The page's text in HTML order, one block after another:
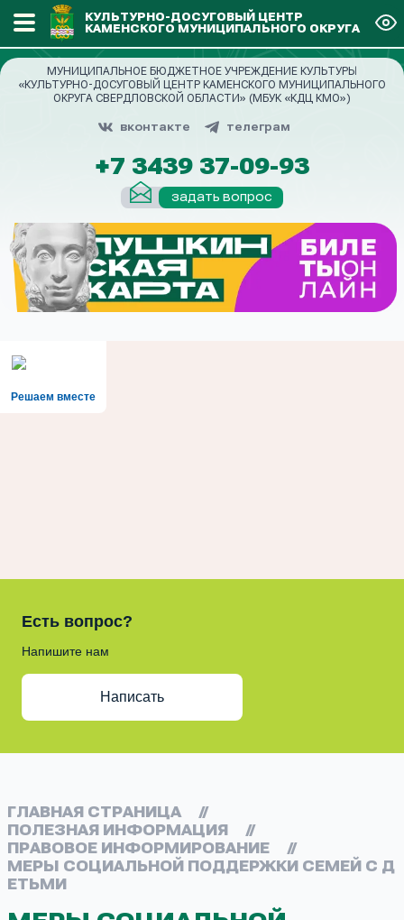
КУЛЬТУРНО-ДОСУГОВЫЙ ЦЕНТР
КАМЕНСКОГО МУНИЦИПАЛЬНОГО ОКРУГА
МУНИЦИПАЛЬНОЕ БЮДЖЕТНОЕ УЧРЕЖДЕНИЕ КУЛЬТУРЫ
«КУЛЬТУРНО-ДОСУГОВЫЙ ЦЕНТР КАМЕНСКОГО МУНИЦИПАЛЬНОГО
ОКРУГА СВЕРДЛОВСКОЙ ОБЛАСТИ» (МБУК «КДЦ КМО»)
вконтакте телеграм
+7 3439 37-09-93
задать вопрос
Решаем вместе
Есть вопрос?
Напишите нам
Написать
ГЛАВНАЯ СТРАНИЦА
//
ПОЛЕЗНАЯ ИНФОРМАЦИЯ
//
ПРАВОВОЕ ИНФОРМИРОВАНИЕ
//
МЕРЫ СОЦИАЛЬНОЙ ПОДДЕРЖКИ СЕМЕЙ С Д
ЕТЬМИ